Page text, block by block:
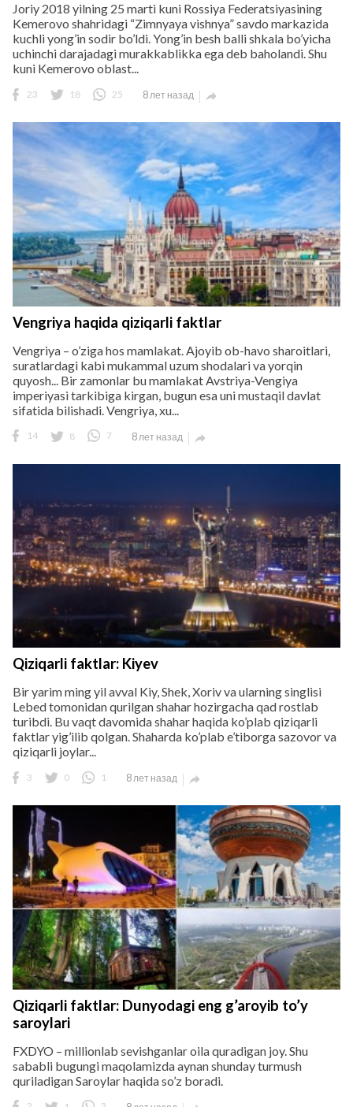
Joriy 2018 yilning 25 marti kuni Rossiya Federatsiyasining
Kemerovo shahridagi “Zimnyaya vishnya” savdo markazida
kuchli yong’in sodir bo’ldi. Yong’in besh balli shkala bo’yicha
uchinchi darajadagi murakkablikka ega deb baholandi. Shu
kuni Kemerovo oblast...
23 18 25 8 лет назад 
Vengriya haqida qiziqarli faktlar
Vengriya – o’ziga hos mamlakat. Ajoyib ob-havo sharoitlari,
suratlardagi kabi mukammal uzum shodalari va yorqin
quyosh... Bir zamonlar bu mamlakat Avstriya-Vengiya
imperiyasi tarkibiga kirgan, bugun esa uni mustaqil davlat
sifatida bilishadi. Vengriya, xu...
14 8 7 8 лет назад 
Qiziqarli faktlar: Kiyev
Bir yarim ming yil avval Kiy, Shek, Xoriv va ularning singlisi
Lebed tomonidan qurilgan shahar hozirgacha qad rostlab
turibdi. Bu vaqt davomida shahar haqida ko’plab qiziqarli
faktlar yig’ilib qolgan. Shaharda ko’plab e’tiborga sazovor va
qiziqarli joylar...
3 0 1 8 лет назад 
Qiziqarli faktlar: Dunyodagi eng g’aroyib to’y
saroylari
FXDYO – millionlab sevishganlar oila quradigan joy. Shu
sababli bugungi maqolamizda aynan shunday turmush
quriladigan Saroylar haqida so’z boradi.